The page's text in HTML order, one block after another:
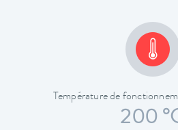
Température de
200